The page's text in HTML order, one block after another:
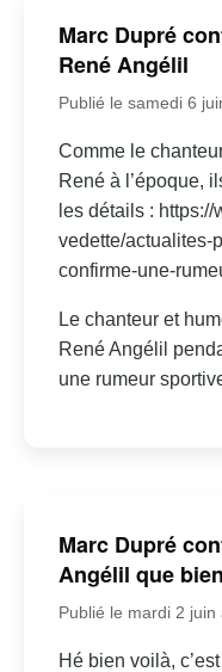
Marc Dupré
René Angélil
Publié le samedi 6
Comme le
René à l’époque,
les détails :
vedette/actualites-
confirme-une-
Le chanteur et
René Angélil
une rumeur
Marc Dupré
Angélil que
Publié le mardi 2 juin
Hé bien voilà,